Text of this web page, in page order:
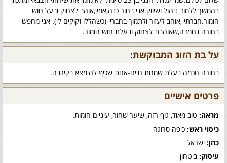
בהמשך ללמוד ניהול ושיווק.אני בחור כנה,אמין,אוהב לצחוק ובעל חוש
הומור.חברתי ,אוהב לעזור ולתמוך בחבריי (כשהללו זקוקים לי). אני מחפש
בחורה נחמדה,שאוהבת לצחוק ובעלת חוש הומור.
על בת הזוג המבוקשת:
בחורה חכמה בעלת שמחת חיים-אחת שכיף להימצא בקירבה.
פרטים אישיים
מראה: טוב מאוד, גוף רזה, שיער שחור, עיניים חומות.
כיסוי ראש: כיפה סרוגה
כהן: ישראל
עיסוק: ביטחון